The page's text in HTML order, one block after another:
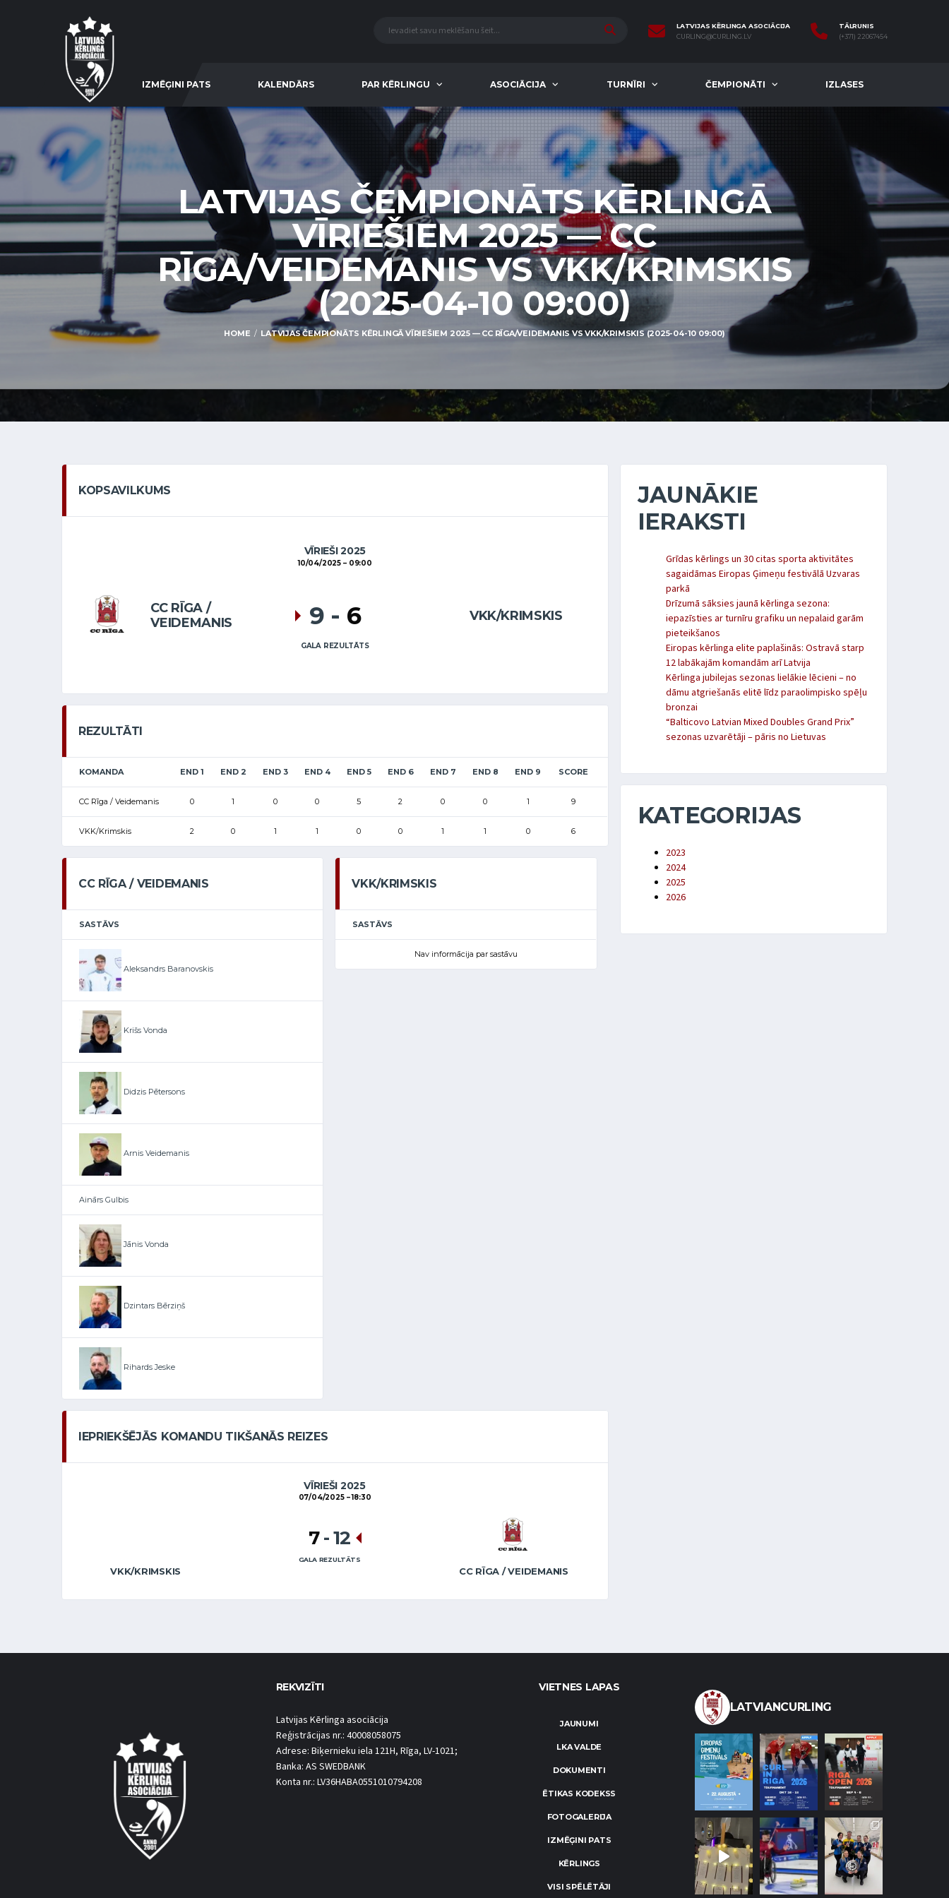
LATVIJAS KĒRLINGA ASOCIĀCIJA
CURLING@CURLING.LV
TĀLRUNIS
(+371) 22067454
IZMĒĢINI PATS KALENDĀRS PAR KĒRLINGU ASOCIĀCIJA TURNĪRI ČEMPIONĀTI IZLASES
LATVIJAS ČEMPIONĀTS KĒRLINGĀ
VĪRIEŠIEM 2025 — CC
RĪGA/VEIDEMANIS VS VKK/KRIMSKIS
(2025-04-10 09:00)
HOME LATVIJAS ČEMPIONĀTS KĒRLINGĀ VĪRIEŠIEM 2025 — CC RĪGA/VEIDEMANIS VS VKK/KRIMSKIS (2025-04-10 09:00)
KOPSAVILKUMS
VĪRIEŠI 2025
10/04/2025 09:00
CC RĪGA /
VEIDEMANIS
VKK/KRIMSKIS
9 - 6
GALA REZULTĀTS
REZULTĀTI
KOMANDA END 1 END 2 END 3 END 4 END 5 END 6 END 7 END 8 END 9 SCORE
CC Rīga / Veidemanis 0 1 0 0 5 2 0 0 1 9
VKK/Krimskis 2 0 1 1 0 0 1 1 0 6
CC RĪGA / VEIDEMANIS
SASTĀVS
Aleksandrs Baranovskis
Krišs Vonda
Didzis Pētersons
Arnis Veidemanis
Ainārs Gulbis
Jānis Vonda
Dzintars Bērziņš
Rihards Jeske
VKK/KRIMSKIS
SASTĀVS
Nav informācija par sastāvu
IEPRIEKŠĒJĀS KOMANDU TIKŠANĀS REIZES
VĪRIEŠI 2025
07/04/2025 18:30
VKK/KRIMSKIS CC RĪGA / VEIDEMANIS
7-12
GALA REZULTĀTS
JAUNĀKIE
IERAKSTI
Grīdas kērlings un 30 citas sporta aktivitātes
sagaidāmas Eiropas Ģimeņu festivālā Uzvaras
parkā
Drīzumā sāksies jaunā kērlinga sezona:
iepazīsties ar turnīru grafiku un nepalaid garām
pieteikšanos
Eiropas kērlinga elite paplašinās: Ostravā starp
12 labākajām komandām arī Latvija
Kērlinga jubilejas sezonas lielākie lēcieni – no
dāmu atgriešanās elitē līdz paraolimpisko spēļu
bronzai
“Balticovo Latvian Mixed Doubles Grand Prix”
sezonas uzvarētāji – pāris no Lietuvas
KATEGORIJAS
2023
2024
2025
2026
REKVIZĪTI
Latvijas Kērlinga asociācija
Reģistrācijas nr.: 40008058075
Adrese: Biķernieku iela 121H, Rīga, LV-1021;
Banka: AS SWEDBANK
Konta nr.: LV36HABA0551010794208
VIETNES LAPAS
JAUNUMI
LKA VALDE
DOKUMENTI
ĒTIKAS KODEKSS
FOTOGALERIJA
IZMĒĢINI PATS
KĒRLINGS
VISI SPĒLĒTĀJI
LATVIANCURLING